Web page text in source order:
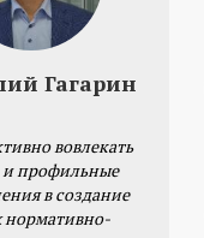
Гагарин
вовлекать
и профильные
в создание
нормативно-